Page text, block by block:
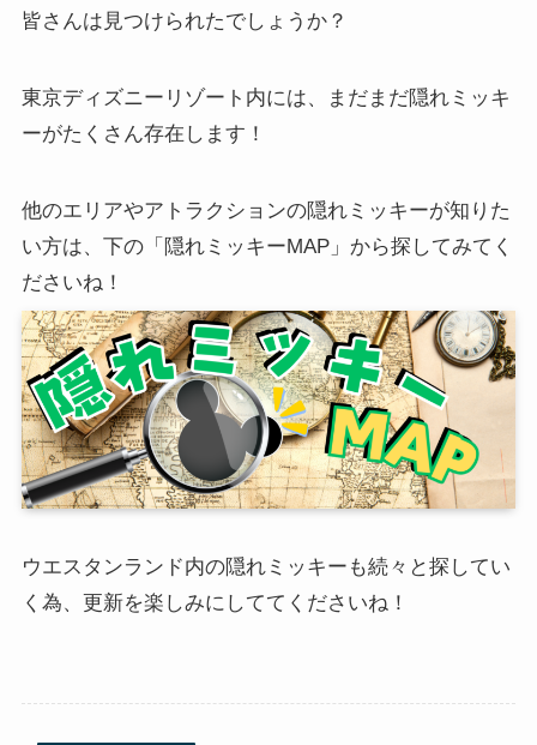
皆さんは見つけられたでしょうか？
東京ディズニーリゾート内には、まだまだ隠れミッキ
ーがたくさん存在します！
他のエリアやアトラクションの隠れミッキーが知りた
い方は、下の「隠れミッキーMAP」から探してみてく
ださいね！
ウエスタンランド内の隠れミッキーも続々と探してい
く為、更新を楽しみにしててくださいね！